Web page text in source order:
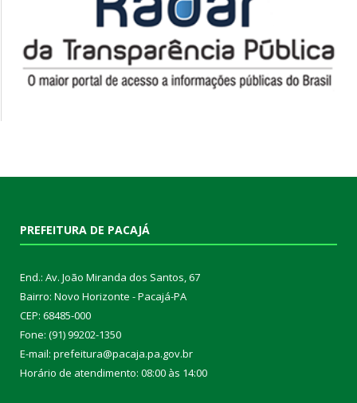
PREFEITURA DE PACAJÁ
End.: Av. João Miranda dos Santos, 67
Bairro: Novo Horizonte - Pacajá-PA
CEP: 68485-000
Fone: (91) 99202-1350
E-mail: prefeitura@pacaja.pa.gov.br
Horário de atendimento: 08:00 às 14:00